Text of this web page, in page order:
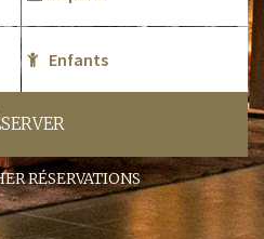
RÉSERVATIONS